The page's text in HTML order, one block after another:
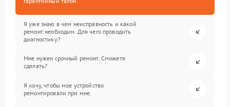
Я уже знаю в чем неисправность и какой
ремонт необходим. Для чего проводить
диагностику?
Мне нужен срочный ремонт. Сможете
сделать?
Я хочу, чтобы мое устройство
ремонтировали при мне.